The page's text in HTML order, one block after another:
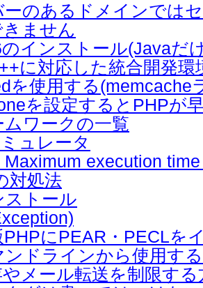
ーのあるドメインでは
ません
インストール(Javaだ
に対応した統合開発環
を使用する(memcache
を設定するとPHPが
ムワークの一覧
ュレータ
Maximum execution
対処法
ストール
にPEAR・PECLを
ンドラインから使用す
メール転送を制限する